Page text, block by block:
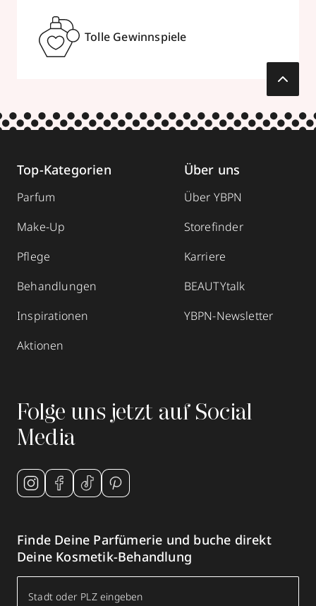
Tolle Gewinnspiele
Top-Kategorien
Parfum
Make-Up
Pflege
Behandlungen
Inspirationen
Aktionen
Über uns
Über YBPN
Storefinder
Karriere
BEAUTYtalk
YBPN-Newsletter
Folge uns jetzt auf Social
Media
Finde Deine Parfümerie und buche direkt
Deine Kosmetik-Behandlung